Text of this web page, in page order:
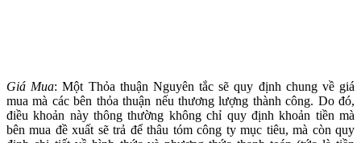
Giá Mua: Một Thỏa thuận Nguyên tắc sẽ quy định chung về giá
mua mà các bên thỏa thuận nếu thương lượng thành công. Do đó,
điều khoản này thông thường không chỉ quy định khoản tiền mà
bên mua đề xuất sẽ trả để thâu tóm công ty mục tiêu, mà còn quy